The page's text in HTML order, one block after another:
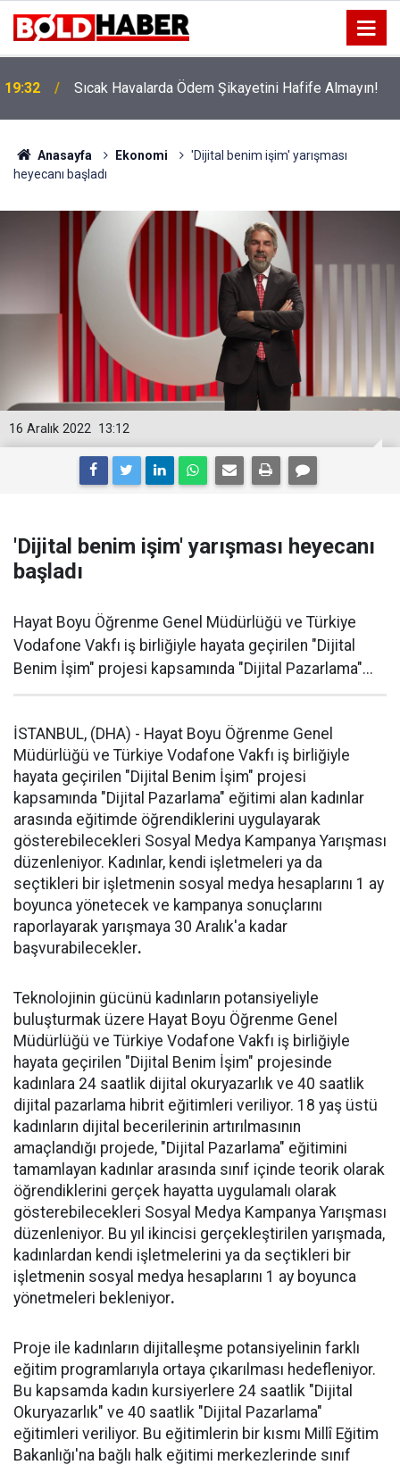
19:32 Sıcak Havalarda Ödem Şikayetini Hafife Almayın!
12:56 İzmir 112’de Kan Donduran İddialar!
Anasayfa Ekonomi
'Dijital benim işim' yarışması
heyecanı başladı
13:12
16 Aralık 2022
'Dijital benim işim' yarışması heyecanı
başladı
Hayat Boyu Öğrenme Genel Müdürlüğü ve Türkiye
Vodafone Vakfı iş birliğiyle hayata geçirilen "Dijital
Benim İşim" projesi kapsamında "Dijital Pazarlama"...
İSTANBUL, (DHA) - Hayat Boyu Öğrenme Genel
Müdürlüğü ve Türkiye Vodafone Vakfı iş birliğiyle
hayata geçirilen "Dijital Benim İşim" projesi
kapsamında "Dijital Pazarlama" eğitimi alan kadınlar
arasında eğitimde öğrendiklerini uygulayarak
gösterebilecekleri Sosyal Medya Kampanya Yarışması
düzenleniyor. Kadınlar, kendi işletmeleri ya da
seçtikleri bir işletmenin sosyal medya hesaplarını 1 ay
boyunca yönetecek ve kampanya sonuçlarını
raporlayarak yarışmaya 30 Aralık'a kadar
başvurabilecekler.
Teknolojinin gücünü kadınların potansiyeliyle
buluşturmak üzere Hayat Boyu Öğrenme Genel
Müdürlüğü ve Türkiye Vodafone Vakfı iş birliğiyle
hayata geçirilen "Dijital Benim İşim" projesinde
kadınlara 24 saatlik dijital okuryazarlık ve 40 saatlik
dijital pazarlama hibrit eğitimleri veriliyor. 18 yaş üstü
kadınların dijital becerilerinin artırılmasının
amaçlandığı projede, "Dijital Pazarlama" eğitimini
tamamlayan kadınlar arasında sınıf içinde teorik olarak
öğrendiklerini gerçek hayatta uygulamalı olarak
gösterebilecekleri Sosyal Medya Kampanya Yarışması
düzenleniyor. Bu yıl ikincisi gerçekleştirilen yarışmada,
kadınlardan kendi işletmelerini ya da seçtikleri bir
işletmenin sosyal medya hesaplarını 1 ay boyunca
yönetmeleri bekleniyor.
Proje ile kadınların dijitalleşme potansiyelinin farklı
eğitim programlarıyla ortaya çıkarılması hedefleniyor.
Bu kapsamda kadın kursiyerlere 24 saatlik "Dijital
Okuryazarlık" ve 40 saatlik "Dijital Pazarlama"
eğitimleri veriliyor. Bu eğitimlerin bir kısmı Millî Eğitim
Bakanlığı'na bağlı halk eğitimi merkezlerinde sınıf